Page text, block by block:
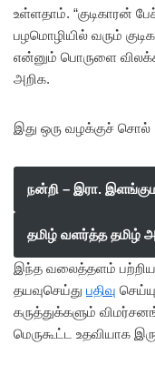
உள்ளதாம். “குடிகாரன்
பழமொழியில் வரும்
என்னும் பொருளை
அறிக.
இது ஒரு வழக்குச் சொல்
நன்றி – இரா.
தமிழ் வளர்த்த தமிழ்
இந்த வலைத்தளம்
தயவுசெய்து பதிவு
கருத்துக்களும்
மெருகூட்ட உதவியாக